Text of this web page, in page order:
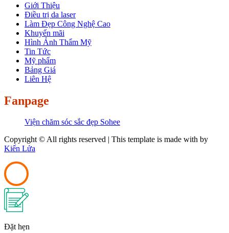
Giới Thiệu
Điều trị da laser
Làm Đẹp Công Nghệ Cao
Khuyến mãi
Hình Ảnh Thẩm Mỹ
Tin Tức
Mỹ phẩm
Bảng Giá
Liên Hệ
Fanpage
Viện chăm sóc sắc đẹp Sohee
Copyright © All rights reserved | This template is made with by
Kiến Lửa
Đặt hẹn